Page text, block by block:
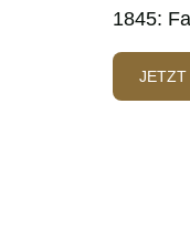
1845:
JETZT